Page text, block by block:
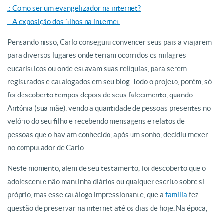
.: Como ser um evangelizador na internet?
.: A exposição dos filhos na internet
Pensando nisso, Carlo conseguiu convencer seus pais a viajarem
para diversos lugares onde teriam ocorridos os milagres
eucarísticos ou onde estavam suas relíquias, para serem
registrados e catalogados em seu blog. Todo o projeto, porém, só
foi descoberto tempos depois de seus falecimento, quando
Antônia (sua mãe), vendo a quantidade de pessoas presentes no
velório do seu filho e recebendo mensagens e relatos de
pessoas que o haviam conhecido, após um sonho, decidiu mexer
no computador de Carlo.
Neste momento, além de seu testamento, foi descoberto que o
adolescente não mantinha diários ou qualquer escrito sobre si
próprio, mas esse catálogo impressionante, que a família fez
questão de preservar na internet até os dias de hoje. Na época,